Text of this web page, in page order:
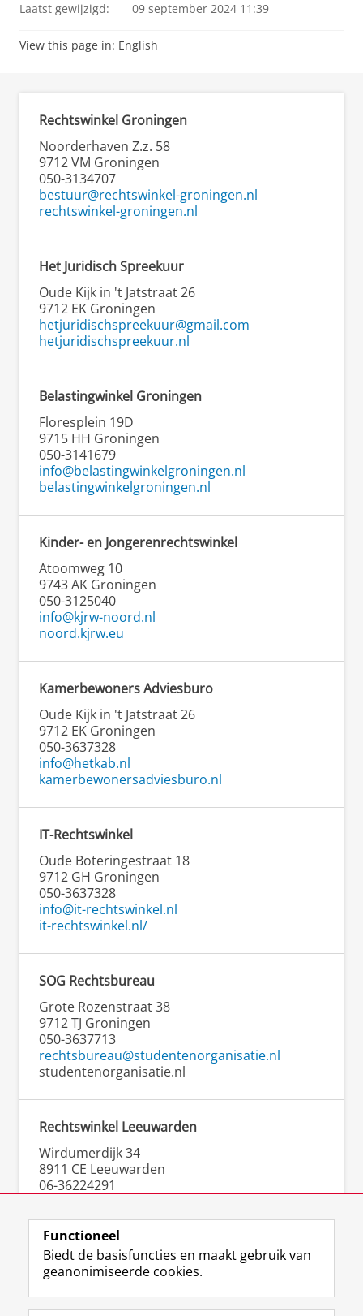
Laatst gewijzigd: 09 september 2024 11:39
View this page in: English
Rechtswinkel Groningen
Noorderhaven Z.z. 58
9712 VM Groningen
050-3134707
bestuur@rechtswinkel-groningen.nl
rechtswinkel-groningen.nl
Het Juridisch Spreekuur
Oude Kijk in 't Jatstraat 26
9712 EK Groningen
hetjuridischspreekuur@gmail.com
hetjuridischspreekuur.nl
Belastingwinkel Groningen
Floresplein 19D
9715 HH Groningen
050-3141679
info@belastingwinkelgroningen.nl
belastingwinkelgroningen.nl
Kinder- en Jongerenrechtswinkel
Atoomweg 10
9743 AK Groningen
050-3125040
info@kjrw-noord.nl
noord.kjrw.eu
Kamerbewoners Adviesburo
Oude Kijk in 't Jatstraat 26
9712 EK Groningen
050-3637328
info@hetkab.nl
kamerbewonersadviesburo.nl
IT-Rechtswinkel
Oude Boteringestraat 18
9712 GH Groningen
050-3637328
info@it-rechtswinkel.nl
it-rechtswinkel.nl/
SOG Rechtsbureau
Grote Rozenstraat 38
9712 TJ Groningen
050-3637713
rechtsbureau@studentenorganisatie.nl
studentenorganisatie.nl
Rechtswinkel Leeuwarden
Wirdumerdijk 34
8911 CE Leeuwarden
06-36224291
rechtswinkelleeuwarden.nl
Volg de RUG
F
L
R I
Y
Functioneel
Biedt de basisfuncties en maakt gebruik van
geanonimiseerde cookies.